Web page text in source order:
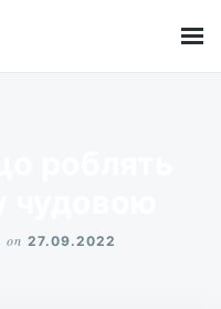
on 27.09.2022